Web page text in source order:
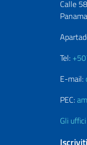
Calle
Tel:
E-mail:
PEC:
Gli